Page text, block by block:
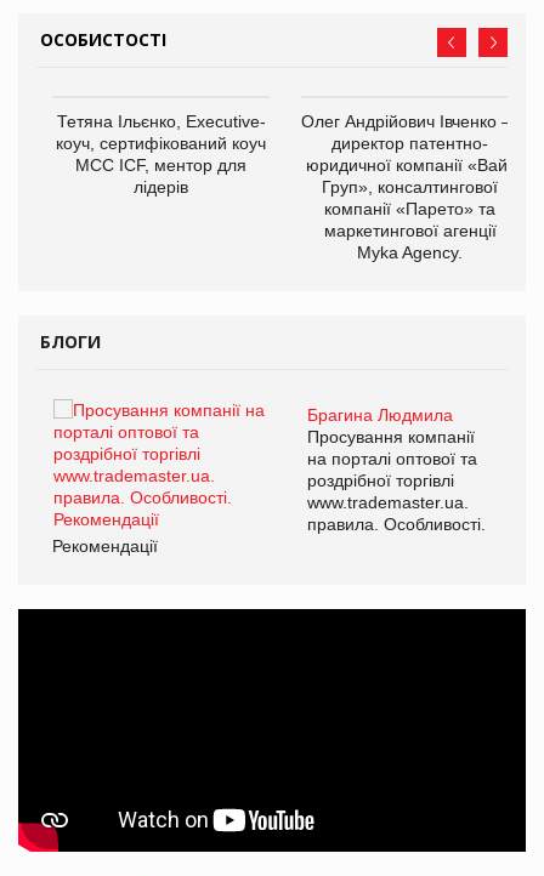
ОСОБИСТОСТІ
Тетяна Ільєнко, Executive-
коуч, сертифікований коуч
МСС ICF, ментор для
лідерів
Олег Андрійович Івченко —
директор патентно-
юридичної компанії «Вайз
Груп», консалтингової
компанії «Парето» та
маркетингової агенції
Myka Agency.
БЛОГИ
Брагина Людмила
Просування компанії
на порталі оптової та
роздрібної торгівлі
www.trademaster.ua.
правила. Особливості.
Рекомендації